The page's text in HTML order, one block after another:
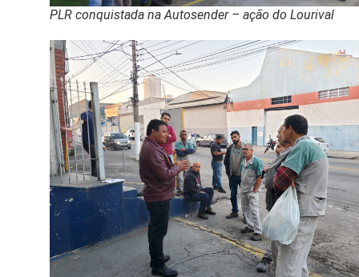
PLR conquistada na Autosender – ação do Lourival